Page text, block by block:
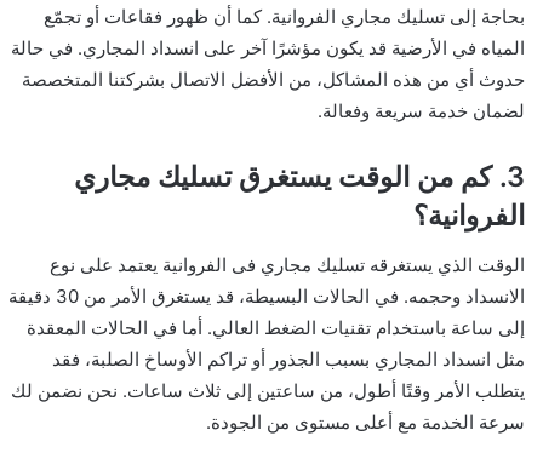
بحاجة إلى تسليك مجاري الفروانية. كما أن ظهور فقاعات أو تجمّع
المياه في الأرضية قد يكون مؤشرًا آخر على انسداد المجاري. في حالة
حدوث أي من هذه المشاكل، من الأفضل الاتصال بشركتنا المتخصصة
لضمان خدمة سريعة وفعالة.
3. كم من الوقت يستغرق تسليك مجاري
الفروانية؟
الوقت الذي يستغرقه تسليك مجاري فی الفروانية يعتمد على نوع
الانسداد وحجمه. في الحالات البسيطة، قد يستغرق الأمر من 30 دقيقة
إلى ساعة باستخدام تقنيات الضغط العالي. أما في الحالات المعقدة
مثل انسداد المجاري بسبب الجذور أو تراكم الأوساخ الصلبة، فقد
يتطلب الأمر وقتًا أطول، من ساعتين إلى ثلاث ساعات. نحن نضمن لك
سرعة الخدمة مع أعلى مستوى من الجودة.